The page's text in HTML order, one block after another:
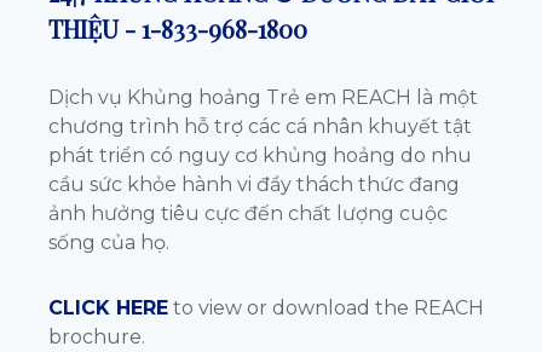
THIỆU -1-833-968-1800
Dịch vụ Khủng hoảng Trẻ em REACH là một
chương trình hỗ trợ các cá nhân khuyết tật
phát triển có nguy cơ khủng hoảng do nhu
cầu sức khỏe hành vi đầy thách thức đang
ảnh hưởng tiêu cực đến chất lượng cuộc
sống của họ.
CLICK HERE to view or download the REACH
brochure.